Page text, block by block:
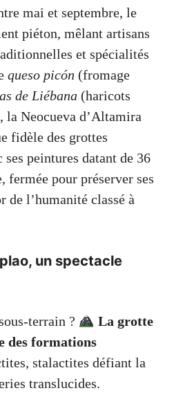
mai et septembre, le
piéton, mêlant artisans
et spécialités
queso picón (fromage
de Liébana (haricots
la Neocueva d’Altamira
fidèle des grottes
peintures datant de 36
fermée pour préserver ses
de l’humanité classé à
un spectacle
terrain ?
La grotte
des formations
stalactites défiant la
translucides.